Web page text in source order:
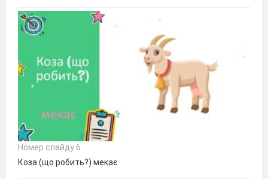
Номер слайду 6
Коза (що робить?) мекає